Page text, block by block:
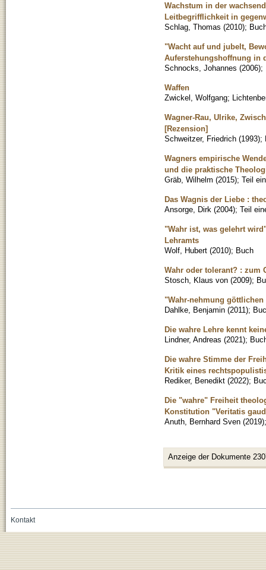
Wachstum in der
Leitbegrifflichkeit in
Schlag, Thomas (2010);
"Wacht auf und jubelt,
Auferstehungshoffnung in
Schnocks, Johannes (2006);
Waffen
Zwickel, Wolfgang;
Wagner-Rau, Ulrike,
[Rezension]
Schweitzer, Friedrich (1993);
Wagners empirische
und die praktische
Gräb, Wilhelm (2015); Teil
Das Wagnis der Liebe :
Ansorge, Dirk (2004); Teil
"Wahr ist, was gelehrt
Lehramts
Wolf, Hubert (2010); Buch
Wahr oder tolerant? : zum
Stosch, Klaus von (2009);
"Wahr-nehmung
Dahlke, Benjamin (2011);
Die wahre Lehre kennt
Lindner, Andreas (2021);
Die wahre Stimme der
Kritik eines
Rediker, Benedikt (2022);
Die "wahre" Freiheit
Konstitution "Veritatis
Anuth, Bernhard Sven (2019)
Anzeige der Dokumente
Kontakt